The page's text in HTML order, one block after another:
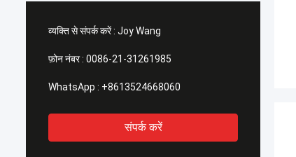
व्यक्ति से संपर्क करें : Joy Wang
फ़ोन नंबर : 0086-21-31261985
WhatsApp : +8613524668060
संपर्क करें